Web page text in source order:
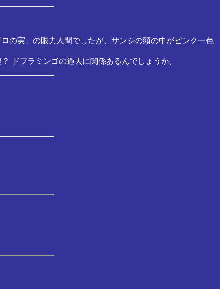
の実」の眼力人間でしたが、サンジの頭の中がピンク一色
ドフラミンゴの過去に関係あるんでしょうか。